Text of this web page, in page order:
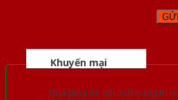
Khuyến mại
Quà tặng đồ nội thất trang trí